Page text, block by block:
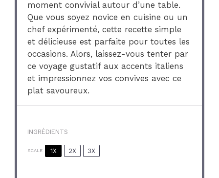
moment convivial autour d’une table.
Que vous soyez novice en cuisine ou un
chef expérimenté, cette recette simple
et délicieuse est parfaite pour toutes les
occasions. Alors, laissez-vous tenter par
ce voyage gustatif aux accents italiens
et impressionnez vos convives avec ce
plat savoureux.
INGRÉDIENTS
SCALE 1X 2X 3X